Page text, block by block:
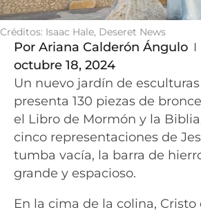
Créditos: Isaac Hale, Deseret News
Por Ariana Calderón Ángulo
octubre 18, 2024
Un nuevo jardín de
presenta 130 piezas de
el Libro de Mormón y la
cinco representaciones de
tumba vacía, la barra de
grande y espacioso.
En la cima de la colina, Cristo